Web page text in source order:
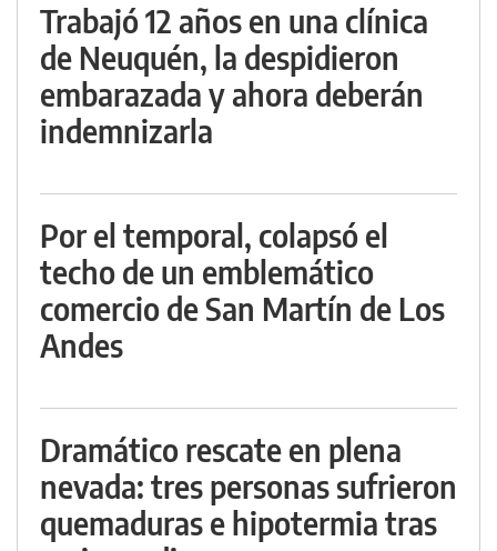
Trabajó 12 años en una clínica
de Neuquén, la despidieron
embarazada y ahora deberán
indemnizarla
Por el temporal, colapsó el
techo de un emblemático
comercio de San Martín de Los
Andes
Dramático rescate en plena
nevada: tres personas sufrieron
quemaduras e hipotermia tras